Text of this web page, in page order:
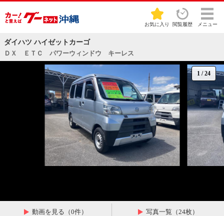
お気に入り 閲覧履歴 メニュー
ダイハツ ハイゼットカーゴ
ＤＸ ＥＴＣ パワーウィンドウ キーレス
1 /24
動画を見る（0件） 写真一覧（24枚）